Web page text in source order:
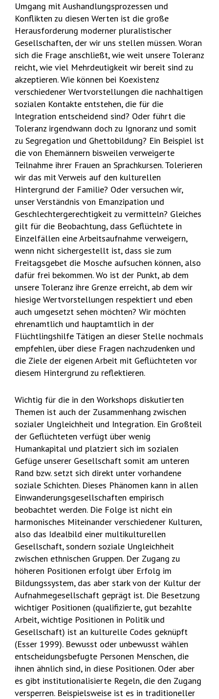
Umgang mit Aushandlungsprozessen und
Konflikten zu diesen Werten ist die große
Herausforderung moderner pluralistischer
Gesellschaften, der wir uns stellen müssen. Woran
sich die Frage anschließt, wie weit unsere Toleranz
reicht, wie viel Mehrdeutigkeit wir bereit sind zu
akzeptieren. Wie können bei Koexistenz
verschiedener Wertvorstellungen die nachhaltigen
sozialen Kontakte entstehen, die für die
Integration entscheidend sind? Oder führt die
Toleranz irgendwann doch zu Ignoranz und somit
zu Segregation und Ghettobildung? Ein Beispiel ist
die von Ehemännern bisweilen verweigerte
Teilnahme ihrer Frauen an Sprachkursen. Tolerieren
wir das mit Verweis auf den kulturellen
Hintergrund der Familie? Oder versuchen wir,
unser Verständnis von Emanzipation und
Geschlechtergerechtigkeit zu vermitteln? Gleiches
gilt für die Beobachtung, dass Geflüchtete in
Einzelfällen eine Arbeitsaufnahme verweigern,
wenn nicht sichergestellt ist, dass sie zum
Freitagsgebet die Mosche aufsuchen können, also
dafür frei bekommen. Wo ist der Punkt, ab dem
unsere Toleranz ihre Grenze erreicht, ab dem wir
hiesige Wertvorstellungen respektiert und eben
auch umgesetzt sehen möchten? Wir möchten
ehrenamtlich und hauptamtlich in der
Flüchtlingshilfe Tätigen an dieser Stelle nochmals
empfehlen, über diese Fragen nachzudenken und
die Ziele der eigenen Arbeit mit Geflüchteten vor
diesem Hintergrund zu reflektieren.
Wichtig für die in den Workshops diskutierten
Themen ist auch der Zusammenhang zwischen
sozialer Ungleichheit und Integration. Ein Großteil
der Geflüchteten verfügt über wenig
Humankapital und platziert sich im sozialen
Gefüge unserer Gesellschaft somit am unteren
Rand bzw. setzt sich direkt unter vorhandene
soziale Schichten. Dieses Phänomen kann in allen
Einwanderungsgesellschaften empirisch
beobachtet werden. Die Folge ist nicht ein
harmonisches Miteinander verschiedener Kulturen,
also das Idealbild einer multikulturellen
Gesellschaft, sondern soziale Ungleichheit
zwischen ethnischen Gruppen. Der Zugang zu
höheren Positionen erfolgt über Erfolg im
Bildungssystem, das aber stark von der Kultur der
Aufnahmegesellschaft geprägt ist. Die Besetzung
wichtiger Positionen (qualifizierte, gut bezahlte
Arbeit, wichtige Positionen in Politik und
Gesellschaft) ist an kulturelle Codes geknüpft
(Esser 1999). Bewusst oder unbewusst wählen
entscheidungsbefugte Personen Menschen, die
ihnen ähnlich sind, in diese Positionen. Oder aber
es gibt institutionalisierte Regeln, die den Zugang
versperren. Beispielsweise ist es in traditioneller